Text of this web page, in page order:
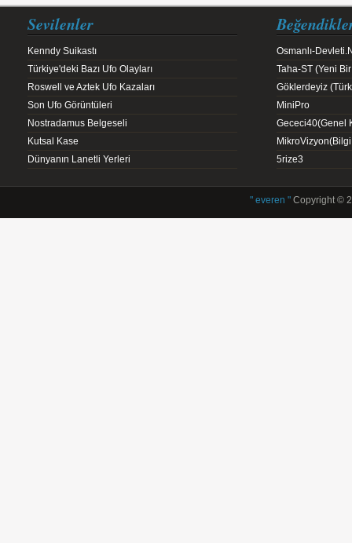
Sevilenler
Kenndy Suikastı
Türkiye'deki Bazı Ufo Olayları
Roswell ve Aztek Ufo Kazaları
Son Ufo Görüntüleri
Nostradamus Belgeseli
Kutsal Kase
Dünyanın Lanetli Yerleri
Osmanlı-
Taha-ST (Yeni
Göklerdeyiz
MiniPro
Gececi40(Genel
5rize3
" everen "Copyright ©